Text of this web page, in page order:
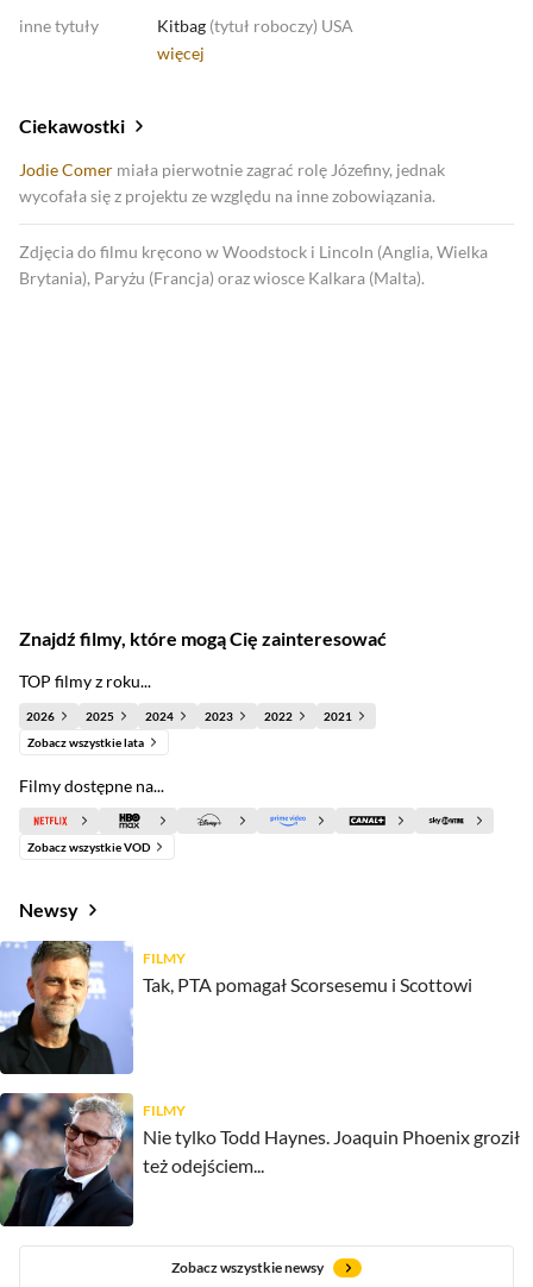
inne tytuły
Kitbag (tytuł roboczy) USA
więcej
Ciekawostki
Jodie Comer miała pierwotnie zagrać rolę Józefiny, jednak
wycofała się z projektu ze względu na inne zobowiązania.
Zdjęcia do filmu kręcono w Woodstock i Lincoln (Anglia, Wielka
Brytania), Paryżu (Francja) oraz wiosce Kalkara (Malta).
Znajdź filmy, które mogą Cię zainteresować
TOP filmy z roku...
2026 2025 2024 2023 2022
2021
Zobacz wszystkie lata
Filmy dostępne na...
Zobacz wszystkie VOD
Newsy
FILMY
Tak, PTA pomagał Scorsesemu i Scottowi
FILMY
Nie tylko Todd Haynes. Joaquin Phoenix groził
też odejściem...
Zobacz wszystkie newsy